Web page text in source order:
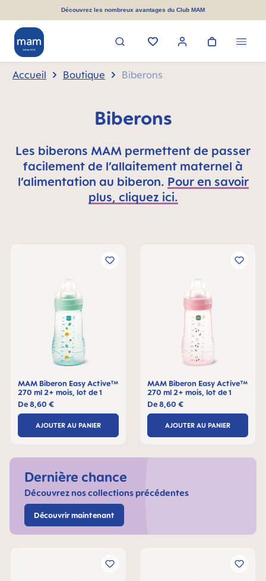
principalDécouvrez les nombreux avantages du Club MAM
Accueil Boutique Biberons
Biberons
Les biberons MAM permettent de passer
facilement de l’allaitement maternel à
l’alimentation au biberon. Pour en savoir
plus, cliquez ici.
Dernière chance
Découvrez nos collections précédentes
Découvrir maintenant
MAM Biberon Easy Active™
270 ml 2+ mois, lot de 1
De8,60 €
AJOUTER AU PANIER
MAM Biberon Easy Active™
270 ml 2+ mois, lot de 1
De8,60 €
AJOUTER AU PANIER